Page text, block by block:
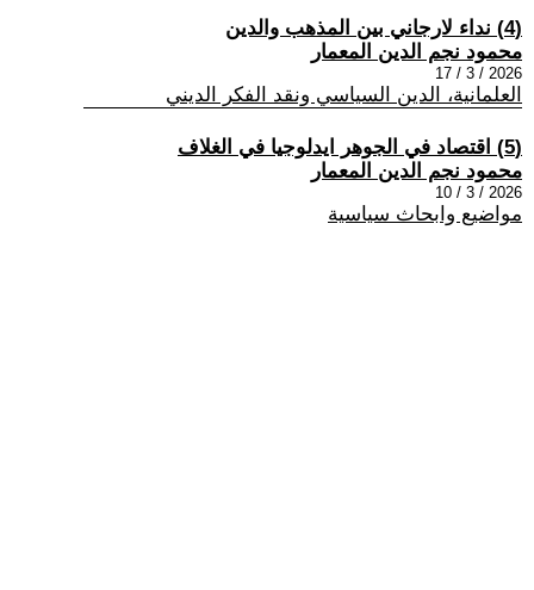
(4) نداء لارجاني بين المذهب والدين
محمود نجم الدين المعمار
2026 / 3 / 17
العلمانية، الدين السياسي ونقد الفكر الديني
(5) اقتصاد في الجوهر ايدلوجيا في الغلاف
محمود نجم الدين المعمار
2026 / 3 / 10
مواضيع وابحاث سياسية